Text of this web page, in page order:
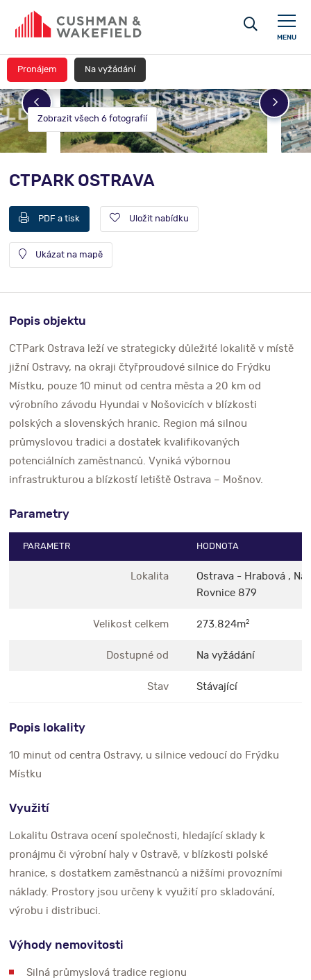
MENU
Zobrazit všech 6 fotografií
CTPARK OSTRAVA
PDF a tisk Uložit nabídku
Ukázat na mapě
Pronájem Na vyžádání
Popis objektu
CTPark Ostrava leží ve strategicky důležité lokalitě v místě
jižní Ostravy, na okraji čtyřproudové silnice do Frýdku
Místku, pouze 10 minut od centra města a 20 km od
výrobního závodu Hyundai v Nošovicích v blízkosti
polských a slovenských hranic. Region má silnou
průmyslovou tradici a dostatek kvalifikovaných
potenciálních zaměstnanců. Vyniká výbornou
infrastrukturou a blízkostí letiště Ostrava – Mošnov.
Parametry
PARAMETR HODNOTA
Lokalita
Ostrava - Hrabová , Na
Rovnice 879
Velikost celkem 273.824m2
Dostupné od Na vyžádání
Stav Stávající
Popis lokality
10 minut od centra Ostravy, u silnice vedoucí do Frýdku
Místku
Využití
Lokalitu Ostrava ocení společnosti, hledající sklady k
pronájmu či výrobní haly v Ostravě, v blízkosti polské
hranice, s dostatkem zaměstnanců a nižšími provozními
náklady. Prostory jsou určeny k využití pro skladování,
výrobu i distribuci.
Výhody nemovitosti
Silná průmyslová tradice regionu